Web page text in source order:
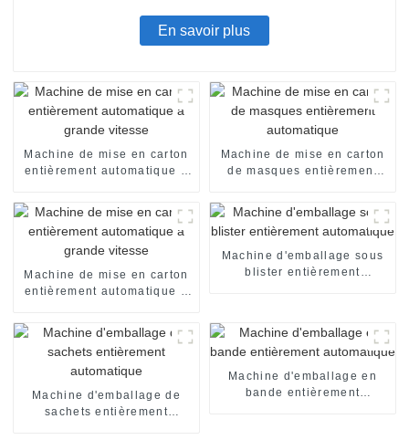
En savoir plus
Machine de mise en carton
entièrement automatique à
Machine de mise en carton
de masques entièrement
Machine de mise en carton
entièrement automatique à
Machine d'emballage sous
blister entièrement
Machine d'emballage de
sachets entièrement
Machine d'emballage en
bande entièrement